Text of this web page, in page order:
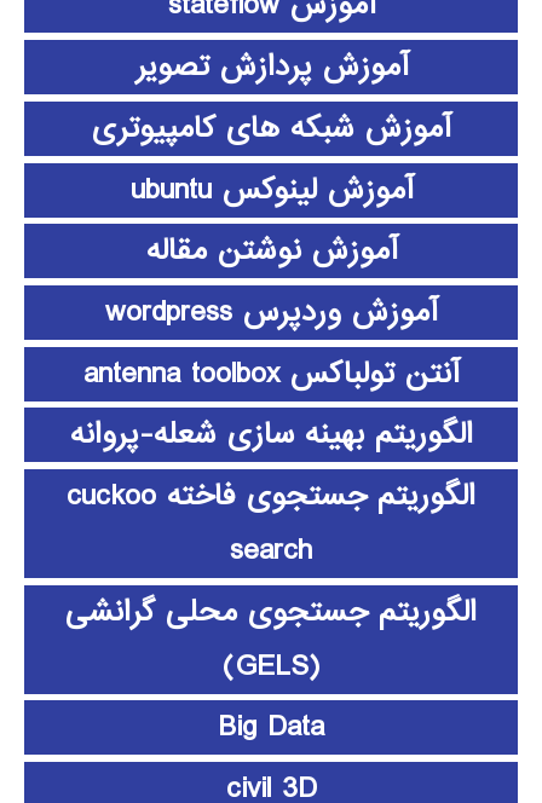
آموزش پردازش تصویر
آموزش شبکه های کامپیوتری
آموزش لینوکس ubuntu
آموزش نوشتن مقاله
آموزش وردپرس wordpress
آنتن تولباکس antenna toolbox
الگوریتم بهینه سازی شعله-پروانه
الگوریتم جستجوی فاخته cuckoo
search
الگوریتم جستجوی محلی گرانشی
(GELS)
Big Data
civil 3D